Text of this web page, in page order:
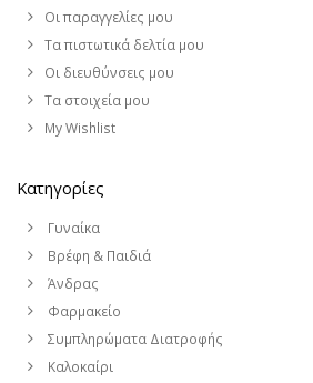
Οι παραγγελίες μου
Τα πιστωτικά δελτία μου
Οι διευθύνσεις μου
Τα στοιχεία μου
My Wishlist
Κατηγορίες
Γυναίκα
Βρέφη & Παιδιά
Άνδρας
Φαρμακείο
Συμπληρώματα Διατροφής
Καλοκαίρι